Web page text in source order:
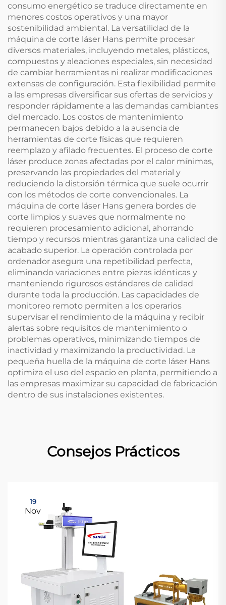
consumo energético se traduce directamente en
menores costos operativos y una mayor
sostenibilidad ambiental. La versatilidad de la
máquina de corte láser Hans permite procesar
diversos materiales, incluyendo metales, plásticos,
compuestos y aleaciones especiales, sin necesidad
de cambiar herramientas ni realizar modificaciones
extensas de configuración. Esta flexibilidad permite
a las empresas diversificar sus ofertas de servicios y
responder rápidamente a las demandas cambiantes
del mercado. Los costos de mantenimiento
permanecen bajos debido a la ausencia de
herramientas de corte físicas que requieren
reemplazo y afilado frecuentes. El proceso de corte
láser produce zonas afectadas por el calor mínimas,
preservando las propiedades del material y
reduciendo la distorsión térmica que suele ocurrir
con los métodos de corte convencionales. La
máquina de corte láser Hans genera bordes de
corte limpios y suaves que normalmente no
requieren procesamiento adicional, ahorrando
tiempo y recursos mientras garantiza una calidad de
acabado superior. La operación controlada por
ordenador asegura una repetibilidad perfecta,
eliminando variaciones entre piezas idénticas y
manteniendo rigurosos estándares de calidad
durante toda la producción. Las capacidades de
monitoreo remoto permiten a los operarios
supervisar el rendimiento de la máquina y recibir
alertas sobre requisitos de mantenimiento o
problemas operativos, minimizando tiempos de
inactividad y maximizando la productividad. La
pequeña huella de la máquina de corte láser Hans
optimiza el uso del espacio en planta, permitiendo a
las empresas maximizar su capacidad de fabricación
dentro de sus instalaciones existentes.
Consejos Prácticos
19
Nov